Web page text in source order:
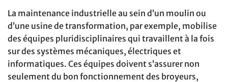
La maintenance industrielle au sein d’un moulin ou
d’une usine de transformation, par exemple, mobilise
des équipes pluridisciplinaires qui travaillent à la fois
sur des systèmes mécaniques, électriques et
informatiques. Ces équipes doivent s’assurer non
seulement du bon fonctionnement des broyeurs,